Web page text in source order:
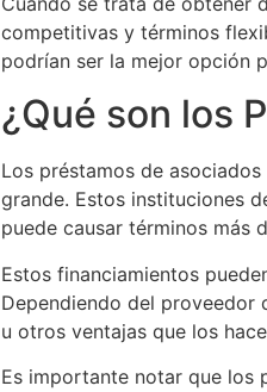
competitivas y términos
podrían ser la mejor opción
¿Qué son los
Los préstamos de
grande. Estos instituciones
puede causar términos más
Estos financiamientos
Dependiendo del proveedor
u otros ventajas que los
Es importante notar que los